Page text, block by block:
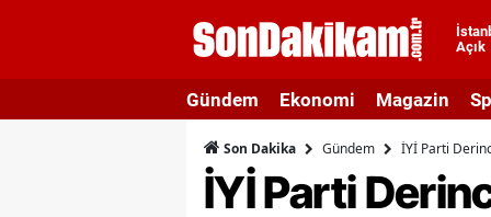
Açık
Gündem Ekonomi Magazin
Son Dakika Gündem İYİ Parti
İYİ Parti